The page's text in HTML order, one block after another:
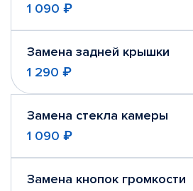
1 090 ₽
Замена задней крышки
1 290 ₽
Замена стекла камеры
1 090 ₽
Замена кнопок громкости